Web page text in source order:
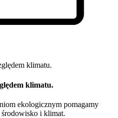
klimatu.
ekologicznym pomagamy
i klimat.